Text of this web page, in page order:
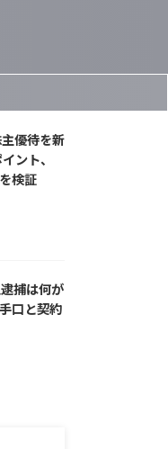
優待を新
ント、
検証
捕は何が
口と契約